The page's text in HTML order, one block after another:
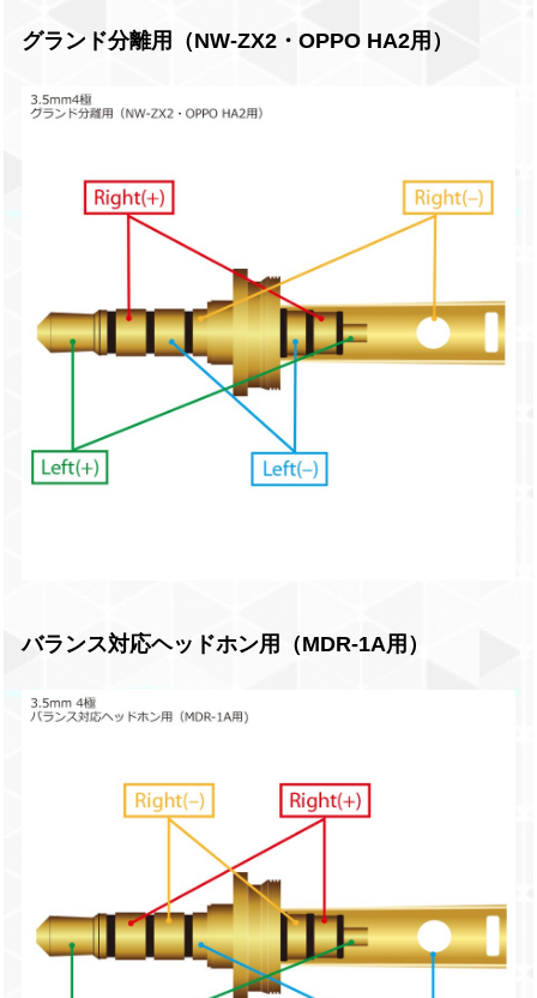
グランド分離用（NW-ZX2・OPPO HA2用）
バランス対応ヘッドホン用（MDR-1A用）